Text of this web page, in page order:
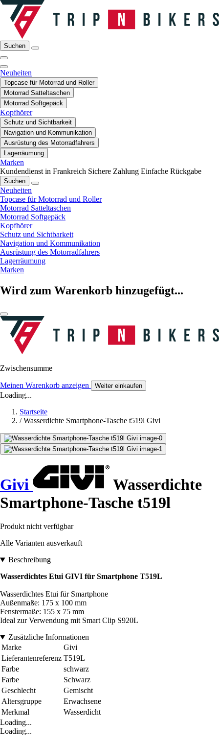
Suchen
Neuheiten
Topcase für Motorrad und Roller
Motorrad Satteltaschen
Motorrad Softgepäck
Kopfhörer
Schutz und Sichtbarkeit
Navigation und Kommunikation
Ausrüstung des Motorradfahrers
Lagerräumung
Marken
Kundendienst in Frankreich Sichere Zahlung Einfache Rückgabe
Suchen
Neuheiten
Topcase für Motorrad und Roller
Motorrad Satteltaschen
Motorrad Softgepäck
Kopfhörer
Schutz und Sichtbarkeit
Navigation und Kommunikation
Ausrüstung des Motorradfahrers
Lagerräumung
Marken
Wird zum Warenkorb hinzugefügt...
Zwischensumme
Meinen Warenkorb anzeigen Weiter einkaufen
Loading...
Startseite
/ Wasserdichte Smartphone-Tasche t519l Givi
Givi
Wasserdichte
Smartphone-Tasche t519l
Produkt nicht verfügbar
Alle Varianten ausverkauft
Beschreibung
Wasserdichtes Etui GIVI für Smartphone T519L
Wasserdichtes Etui für Smartphone
Außenmaße: 175 x 100 mm
Fenstermaße: 155 x 75 mm
Ideal zur Verwendung mit Smart Clip S920L
Zusätzliche Informationen
Marke
Givi
Lieferantenreferenz T519L
Farbe
schwarz
Farbe
Schwarz
Geschlecht
Gemischt
Altersgruppe
Erwachsene
Merkmal
Wasserdicht
Loading...
Loading...